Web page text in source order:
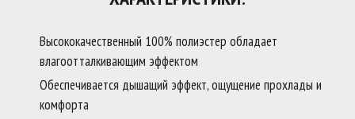
Высококачественный 100% полиэстер обладает
влагоотталкивающим эффектом
Обеспечивается дышащий эффект, ощущение прохлады и
комфорта